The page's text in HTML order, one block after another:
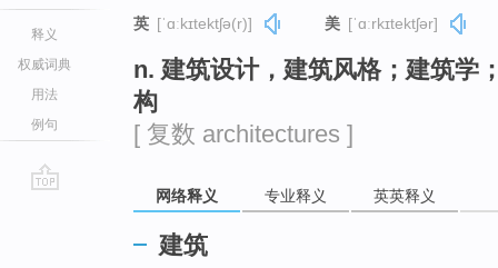
释义
权威词典
用法
例句
英 [ˈɑːkɪtektʃə(r)] 美 [ˈɑːrkɪtektʃər]
n. 建筑设计，建筑风格；建筑学
构
[ 复数 architectures ]
网络释义 专业释义 英英释义
建筑